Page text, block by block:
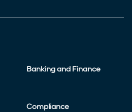
Banking and Finance
Compliance